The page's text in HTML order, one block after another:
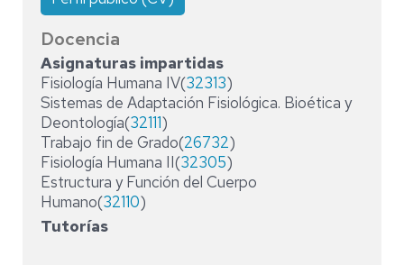
Docencia
Asignaturas impartidas
Fisiología Humana IV(32313)
Sistemas de Adaptación Fisiológica. Bioética y
Deontología(32111)
Trabajo fin de Grado(26732)
Fisiología Humana II(32305)
Estructura y Función del Cuerpo
Humano(32110)
Tutorías